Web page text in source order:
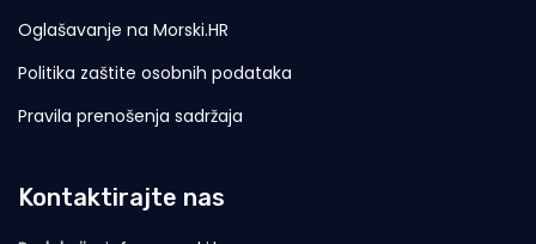
Oglašavanje na Morski.HR
Politika zaštite osobnih podataka
Pravila prenošenja sadržaja
Kontaktirajte nas